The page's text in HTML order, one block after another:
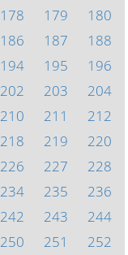
178 179
180
186 187
188
194 195
196
202 203
204
210 211
212
218 219
220
226 227
228
234 235
236
242 243
244
250 251
252